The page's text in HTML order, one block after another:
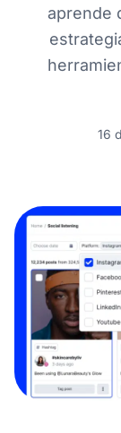
aprende
16